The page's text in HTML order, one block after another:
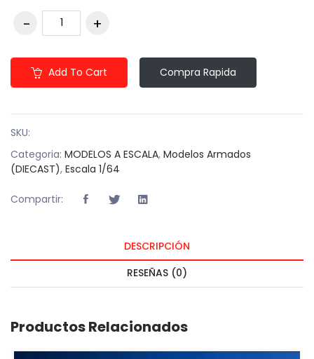
Add To Cart Compra Rapida
SKU:
Categoria: MODELOS A ESCALA, Modelos Armados
(DIECAST), Escala 1/64
Compartir:
DESCRIPCIÓN
RESEÑAS (0)
Productos Relacionados